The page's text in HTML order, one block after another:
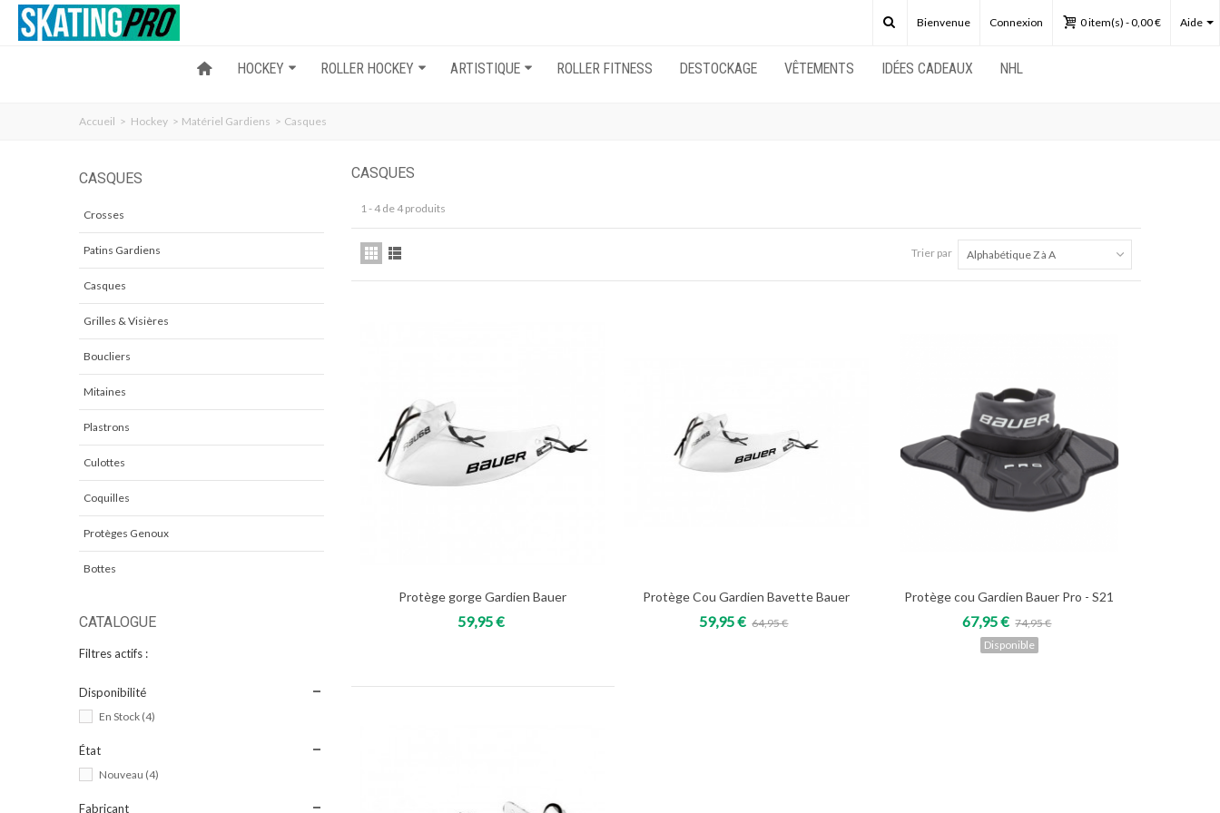
Aide
0item(s) -0,00 €
Bienvenue Connexion
HOCKEY ROLLER HOCKEY ARTISTIQUE ROLLER FITNESS DESTOCKAGE VÊTEMENTS IDÉES CADEAUX NHL
Accueil > Hockey > Matériel Gardiens > Casques
CASQUES
Crosses
Patins Gardiens
Casques
Grilles & Visières
Boucliers
Mitaines
Plastrons
Culottes
Coquilles
Protèges Genoux
Bottes
CATALOGUE
Filtres actifs :
Disponibilité
En Stock (4)
État
Nouveau (4)
Fabricant
CASQUES
1 - 4 de 4 produits
Trier par Alphabétique Z à A
Add to cart
Protège gorge Gardien Bauer
59,95 €
Add to cart
Protège Cou Gardien Bavette Bauer
59,95 € 64,95 €
Voir
Protège cou Gardien Bauer Pro - S21
67,95 € 74,95 €
Disponible